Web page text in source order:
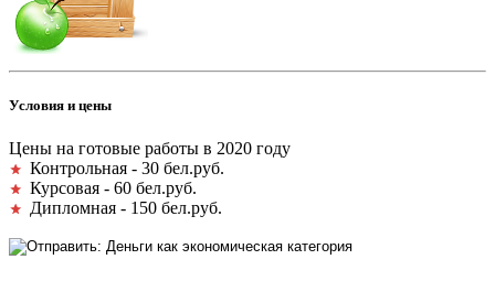
Условия и цены
Цены на готовые работы в 2020 году
Контрольная - 30 бел.руб.
Курсовая - 60 бел.руб.
Дипломная - 150 бел.руб.